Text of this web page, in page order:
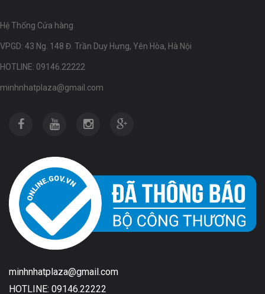
Hệ Thống Cửa hàng
VPGD: 43 Ng. 148 Đ. Trần Duy Hưng, Yên Hòa, Hà Nội
HOTLINE: 09146.22222
minhnhatplaza@gmail.com
minhnhatplaza@gmail.com
HOTLINE: 09146.22222